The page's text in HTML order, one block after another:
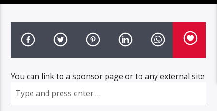
You can link to a sponsor page or to any external site